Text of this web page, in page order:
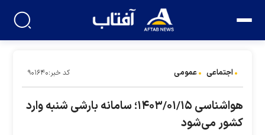
اجتماعی عمومی کد خبر:۹۰۱۶۴۰
هواشناسی ۱۴۰۳/۰۱/۱۵؛ سامانه بارشی شنبه وارد
کشور می‌شود